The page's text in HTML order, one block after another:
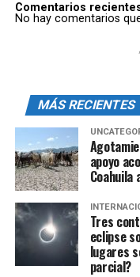
Comentarios
No hay comentarios
MÁS RECIENTES
apoyo
Tres
eclipse
lugares
parcial?